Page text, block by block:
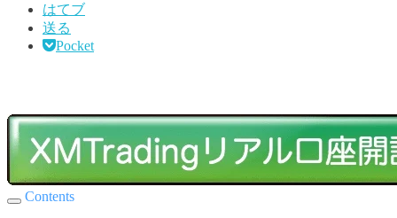
はてブ
送る
Pocket
Contents